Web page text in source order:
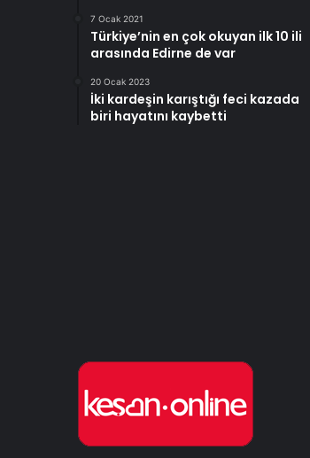
7 Ocak 2021
Türkiye’nin en çok okuyan ilk 10 ili
arasında Edirne de var
20 Ocak 2023
İki kardeşin karıştığı feci kazada
biri hayatını kaybetti